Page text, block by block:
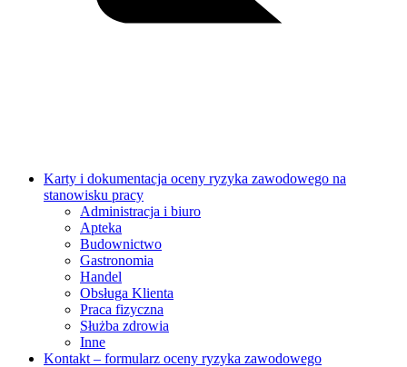
Karty i dokumentacja oceny ryzyka zawodowego na
stanowisku pracy
Administracja i biuro
Apteka
Budownictwo
Gastronomia
Handel
Obsługa Klienta
Praca fizyczna
Służba zdrowia
Inne
Kontakt – formularz oceny ryzyka zawodowego